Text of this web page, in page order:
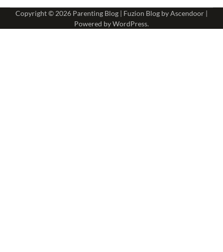
Copyright © 2026 Parenting Blog | Fuzion Blog byAscendoor |
Powered byWordPress.